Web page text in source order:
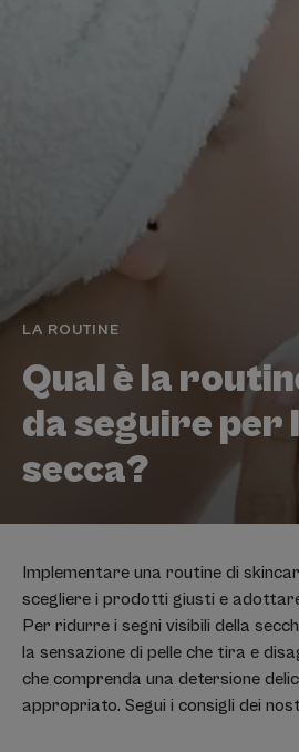
LA ROUTINE
Qual è la
da seguire per
secca?
Implementare una routine di
scegliere i prodotti giusti e
Per ridurre i segni visibili della
la sensazione di pelle che tira e
che comprenda una detersione
appropriato. Segui i consigli dei